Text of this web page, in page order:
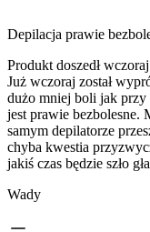
Depilacja prawie
Produkt doszedł
Już wczoraj został
dużo mniej boli jak przy
jest prawie bezbolesne.
samym depilatorze
chyba kwestia
jakiś czas będzie szło
Wady